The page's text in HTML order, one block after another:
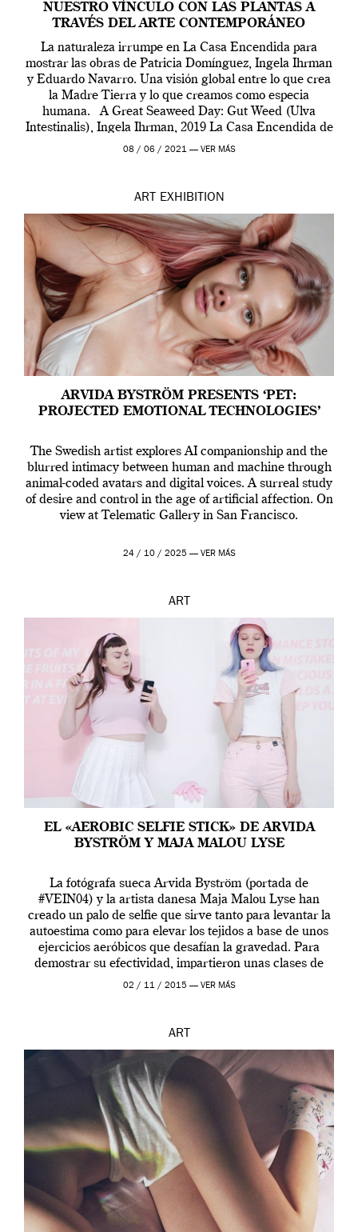
NUESTRO VÍNCULO CON LAS PLANTAS A
TRAVÉS DEL ARTE CONTEMPORÁNEO
La naturaleza irrumpe en La Casa Encendida para
mostrar las obras de Patricia Domínguez, Ingela Ihrman
y Eduardo Navarro. Una visión global entre lo que crea
la Madre Tierra y lo que creamos como especia
humana. A Great Seaweed Day: Gut Weed (Ulva
Intestinalis), Ingela Ihrman, 2019 La Casa Encendida de
Madrid y la Wellcome […]
08 / 06 / 2021 — VER MÁS
ART EXHIBITION
ARVIDA BYSTRÖM PRESENTS ‘PET:
PROJECTED EMOTIONAL TECHNOLOGIES’
The Swedish artist explores AI companionship and the
blurred intimacy between human and machine through
animal-coded avatars and digital voices. A surreal study
of desire and control in the age of artificial affection. On
view at Telematic Gallery in San Francisco.
24 / 10 / 2025 — VER MÁS
ART
EL «AEROBIC SELFIE STICK» DE ARVIDA
BYSTRÖM Y MAJA MALOU LYSE
La fotógrafa sueca Arvida Byström (portada de
#VEIN04) y la artista danesa Maja Malou Lyse han
creado un palo de selfie que sirve tanto para levantar la
autoestima como para elevar los tejidos a base de unos
ejercicios aeróbicos que desafían la gravedad. Para
demostrar su efectividad, impartieron unas clases de
prueba en el Tate […]
02 / 11 / 2015 — VER MÁS
ART